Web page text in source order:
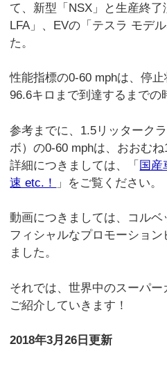
て、新型「NSX」と生産終了
LFA」、EVの「テスラ モデ
た。
性能指標の0-60 mphは、停
96.6キロまで到達するまでの
参考までに、1.5リッターク
ボ）の0-60 mphは、おおむね
詳細につきましては、「 国産
速 etc.！
」をご覧ください。
動画につきましては、コルベ
フィシャルなプロモーショ
ました。
それでは、世界中のスーパ
ご紹介していきます！
2018年3月26日更新